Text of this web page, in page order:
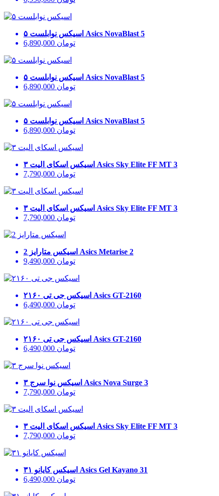
اسیکس نوابلست ۵ Asics NovaBlast 5
6,890,000 تومان
اسیکس نوابلست ۵ Asics NovaBlast 5
6,890,000 تومان
اسیکس نوابلست ۵ Asics NovaBlast 5
6,890,000 تومان
اسیکس اسکای الیت ۳ Asics Sky Elite FF MT 3
7,790,000 تومان
اسیکس اسکای الیت ۳ Asics Sky Elite FF MT 3
7,790,000 تومان
اسیکس متارایز 2 Asics Metarise 2
9,490,000 تومان
اسیکس جی تی ۲۱۶۰ Asics GT-2160
6,490,000 تومان
اسیکس جی تی ۲۱۶۰ Asics GT-2160
6,490,000 تومان
اسیکس نوا سرج ۳ Asics Nova Surge 3
7,790,000 تومان
اسیکس اسکای الیت ۳ Asics Sky Elite FF MT 3
7,790,000 تومان
اسیکس کایانو ۳۱ Asics Gel Kayano 31
6,490,000 تومان